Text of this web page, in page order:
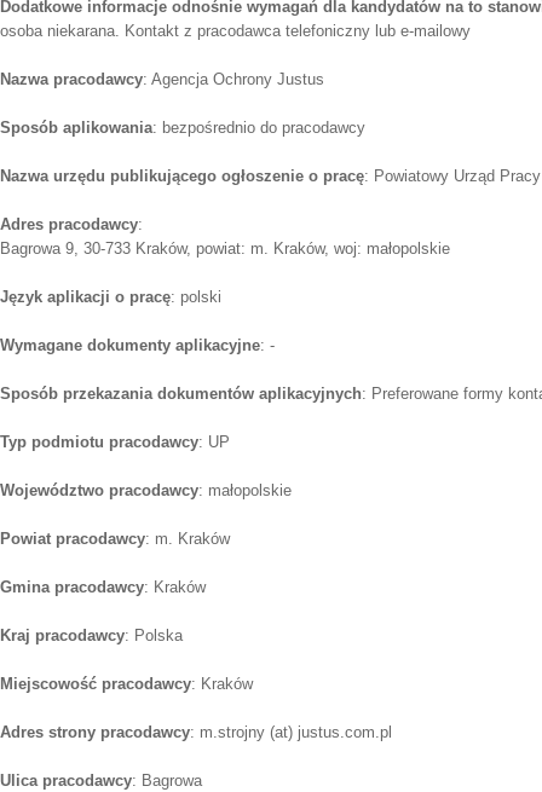
Dodatkowe informacje odnośnie wymagań dla kandydatów na to
osoba niekarana. Kontakt z pracodawca telefoniczny lub e-mailowy
Nazwa pracodawcy: Agencja Ochrony Justus
Sposób aplikowania: bezpośrednio do pracodawcy
Nazwa urzędu publikującego ogłoszenie o pracę: Powiatowy Urząd
Adres pracodawcy:
Bagrowa 9, 30-733 Kraków, powiat: m. Kraków, woj: małopolskie
Język aplikacji o pracę: polski
Wymagane dokumenty aplikacyjne: -
Sposób przekazania dokumentów aplikacyjnych: Preferowane formy
Typ podmiotu pracodawcy: UP
Województwo pracodawcy: małopolskie
Powiat pracodawcy: m. Kraków
Gmina pracodawcy: Kraków
Kraj pracodawcy: Polska
Miejscowość pracodawcy: Kraków
Adres strony pracodawcy: m.strojny (at) justus.com.pl
Ulica pracodawcy: Bagrowa